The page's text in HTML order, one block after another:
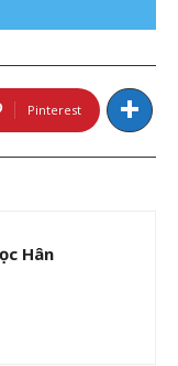
Pinterest
Hân